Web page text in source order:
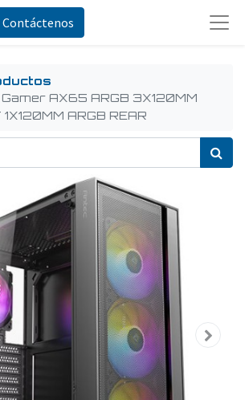
Contáctenos
AX65 ARGB 3X120MM
ARGB REAR